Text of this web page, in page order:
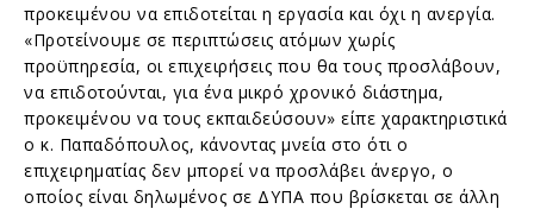
προκειμένου να επιδοτείται η εργασία και όχι η ανεργία.
«Προτείνουμε σε περιπτώσεις ατόμων χωρίς
προϋπηρεσία, οι επιχειρήσεις που θα τους προσλάβουν,
να επιδοτούνται, για ένα μικρό χρονικό διάστημα,
προκειμένου να τους εκπαιδεύσουν» είπε χαρακτηριστικά
ο κ. Παπαδόπουλος, κάνοντας μνεία στο ότι ο
επιχειρηματίας δεν μπορεί να προσλάβει άνεργο, ο
οποίος είναι δηλωμένος σε ΔΥΠΑ που βρίσκεται σε άλλη